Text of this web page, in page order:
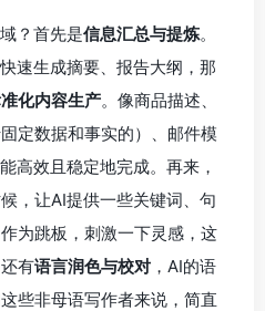
？首先是信息汇总与提炼。
速生成摘要、报告大纲，那
化内容生产。像商品描述、
定数据和事实的）、邮件模
高效且稳定地完成。再来，
，让AI提供一些关键词、句
为跳板，刺激一下灵感，这
有语言润色与校对 ，AI的语
些非母语写作者来说，简直